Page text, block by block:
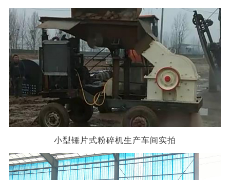
小型锤片式粉碎机生产车间实拍